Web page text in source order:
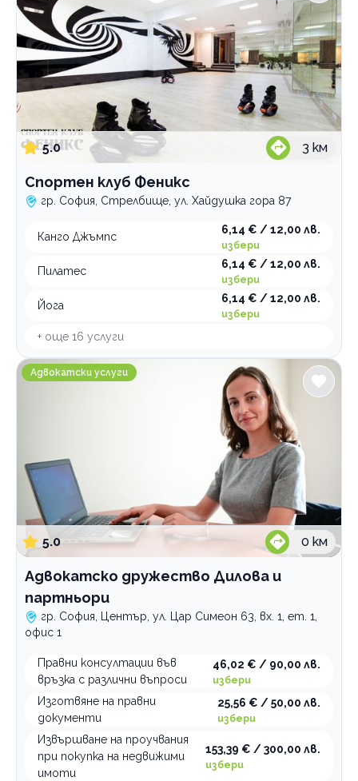
5.0 3 км
Спортен клуб Феникс
гр. София, Стрелбище, ул. Хайдушка гора 87
Канго Джъмпс
6,14 € / 12,00 лв.
избери
Пилатес
6,14 € / 12,00 лв.
избери
Йога
6,14 € / 12,00 лв.
избери
+ още 16 услуги
Адвокатско дружество Дилова и партньори
Адвокатски услуги
5.0 0 км
Адвокатско дружество Дилова и
партньори
гр. София, Център, ул. Цар Симеон 63, вх. 1, ет. 1,
офис 1
Правни консултации във
връзка с различни въпроси
46,02 € / 90,00 лв.
избери
Изготвяне на правни
документи
25,56 € / 50,00 лв.
избери
Извършване на проучвания
при покупка на недвижими
имоти
153,39 € / 300,00 лв.
избери
Професионални дезинфекциращи препарати
Зали за събития
Професионални консултации
По домовете